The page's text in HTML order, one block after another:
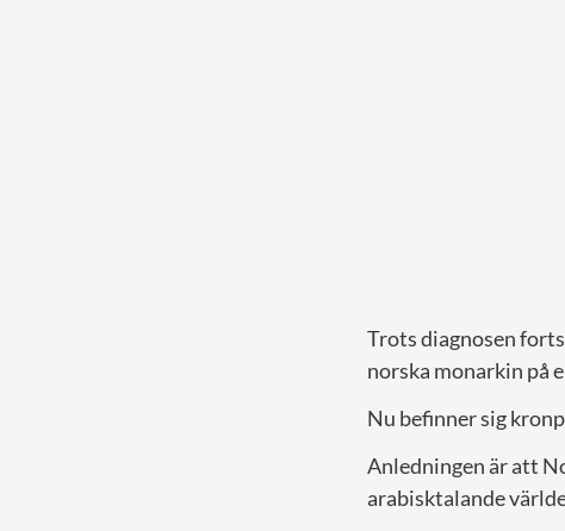
Trots diagnosen
norska monarkin på
Nu befinner sig
Anledningen är att
arabisktalande